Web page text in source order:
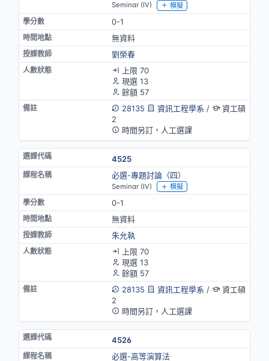
Seminar (IV) 模擬
0-1
無資料
劉榮春
上限 70
現選 13
餘額 57
28135
資訊工程學系 /
資工碩
2
時間另訂，人工選課
4525
必選-專題討論（四）
Seminar (IV) 模擬
0-1
無資料
朱允執
上限 70
現選 13
餘額 57
28135
資訊工程學系 /
資工碩
2
時間另訂，人工選課
4526
必選-高等演算法